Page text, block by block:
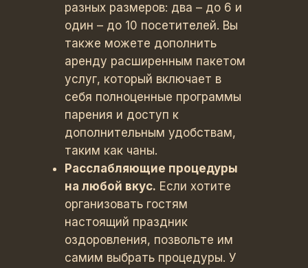
разных размеров: два – до 6 и
один – до 10 посетителей. Вы
также можете дополнить
аренду расширенным пакетом
услуг, который включает в
себя полноценные программы
парения и доступ к
дополнительным удобствам,
таким как чаны.
Расслабляющие процедуры
на любой вкус. Если хотите
организовать гостям
настоящий праздник
оздоровления, позвольте им
самим выбрать процедуры. У